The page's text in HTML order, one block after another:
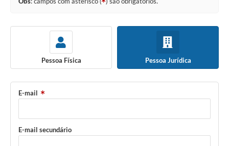
Pessoa Física Pessoa Jurídica
E-mail
E-mail secundário